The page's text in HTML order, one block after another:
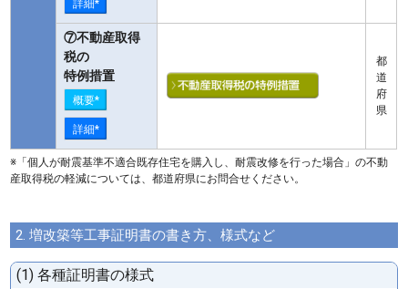
詳細*
⑦不動産取得
税の
特例措置
概要*
詳細*
都
道
府
県
※「個人が耐震基準不適合既存住宅を購入し、耐震改修を行った場合」の不動
産取得税の軽減については、都道府県にお問合せください。
2. 増改築等工事証明書の書き方、様式など
(1) 各種証明書の様式